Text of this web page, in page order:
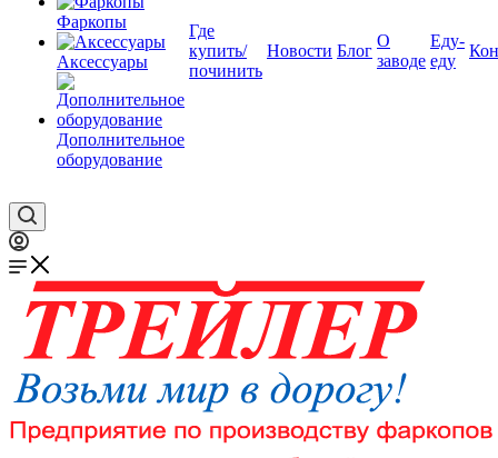
Фаркопы
Аксессуары
Дополнительное
оборудование
Где
купить/
починить
Новости Блог
О
заводе
Еду-
еду